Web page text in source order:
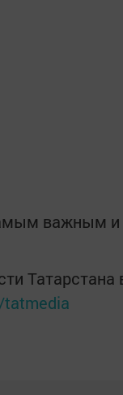
важным и